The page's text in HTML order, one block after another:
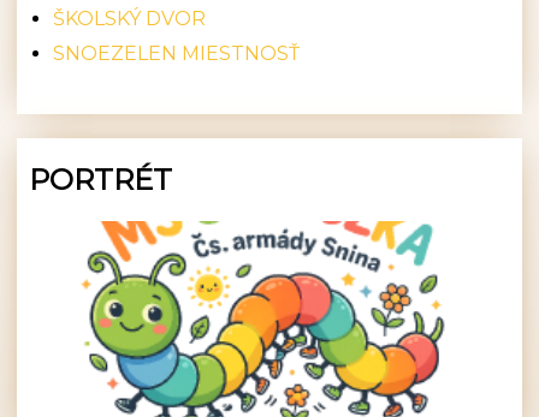
ŠKOLSKÝ DVOR
SNOEZELEN MIESTNOSŤ
PORTRÉT